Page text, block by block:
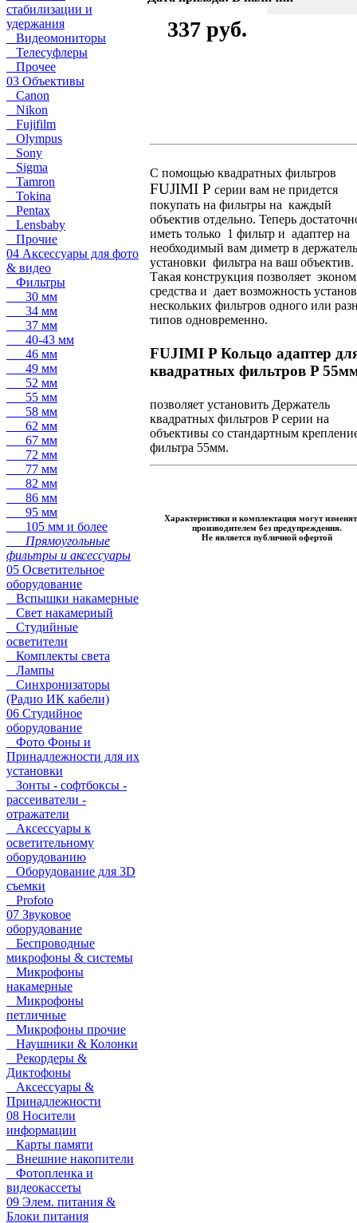
стабилизации и
удержания
Видеомониторы
Телесуфлеры
Прочее
03 Объективы
Canon
Nikon
Fujifilm
Olympus
Sony
Sigma
Tamron
Tokina
Pentax
Lensbaby
Прочие
04 Аксессуары для фото
& видео
Фильтры
30 мм
34 мм
37 мм
40-43 мм
46 мм
49 мм
52 мм
55 мм
58 мм
62 мм
67 мм
72 мм
77 мм
82 мм
86 мм
95 мм
105 мм и более
Прямоугольные
фильтры и аксессуары
05 Осветительное
оборудование
Вспышки накамерные
Свет накамерный
Студийные
осветители
Комплекты света
Лампы
Синхронизаторы
(Радио ИК кабели)
06 Студийное
оборудование
Фото Фоны и
Принадлежности для их
установки
Зонты - софтбоксы -
рассеиватели -
отражатели
Аксессуары к
осветительному
оборудованию
Оборудование для 3D
съемки
Profoto
07 Звуковое
оборудование
Беспроводные
микрофоны & системы
Микрофоны
накамерные
Микрофоны
петличные
Микрофоны прочие
Наушники & Колонки
Рекордеры &
Диктофоны
Аксессуары &
Принадлежности
08 Носители
информации
Карты памяти
Внешние накопители
Фотопленка и
видеокассеты
09 Элем. питания &
Блоки питания
337 руб.
С помощью квадратных фильтров
FUJIMI P серии вам не придется
покупать на фильтры на каждый
объектив отдельно. Теперь
иметь только 1 фильтр и адаптер на
необходимый вам диметр в
установки фильтра на ваш объектив.
Такая конструкция позволяет
средства и дает возможность
нескольких фильтров одного или
типов одновременно.
FUJIMI P Кольцо адаптер
квадратных фильтров P
позволяет установить Держатель
квадратных фильтров P серии на
объективы со стандартным
фильтра 55мм.
Характеристики и комплектация могут
производителем без предупреждения.
Не является публичной офертой